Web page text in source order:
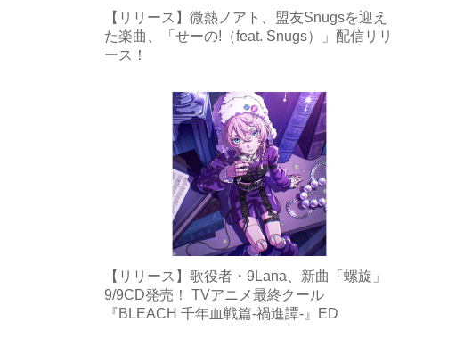
【リリース】微熱ノアト、盟友Snugsを迎え
た楽曲、「せーの!（feat. Snugs）」配信リリ
ース！
【リリース】歌役者・9Lana、新曲「螺旋」
9/9CD発売！ TVアニメ最終クール
『BLEACH 千年血戦篇-禍進譚-』ED